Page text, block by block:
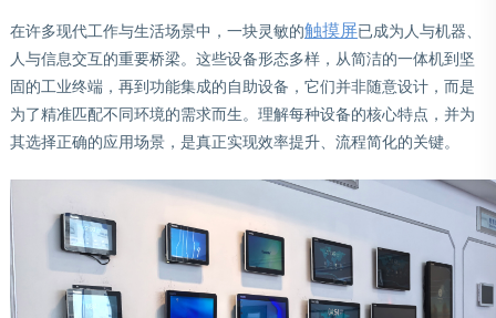
在许多现代工作与生活场景中，一块灵敏的触摸屏已成为人与机器、
人与信息交互的重要桥梁。这些设备形态多样，从简洁的一体机到坚
固的工业终端，再到功能集成的自助设备，它们并非随意设计，而是
为了精准匹配不同环境的需求而生。理解每种设备的核心特点，并为
其选择正确的应用场景，是真正实现效率提升、流程简化的关键。